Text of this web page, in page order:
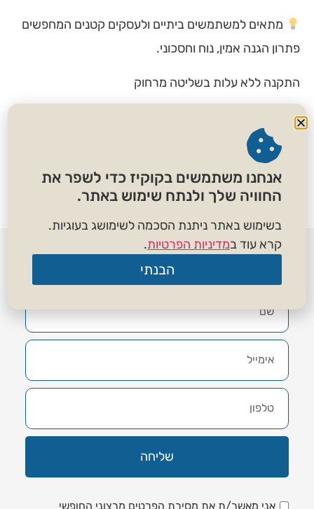
מתאים למשתמשים ביתיים ולעסקים קטנים המחפשים
פתרון הגנה אמין, נוח וחסכוני.
התקנה ללא עלות בשליטה מרחוק
160.00
לשיחת ייעוץ השאירו פרטים
ונחזור אליכם בהקדם
אני מאשר/ת את מסירת הפרטים מרצוני החופשי
שליחה
אנחנו משתמשים בקוקיז כדי לשפר את
החוויה שלך ולנתח שימוש באתר.
בשימוש באתר ניתנת הסכמה לשימושג בעוגיות.
קרא עוד במדיניות הפרטיות.
הבנתי